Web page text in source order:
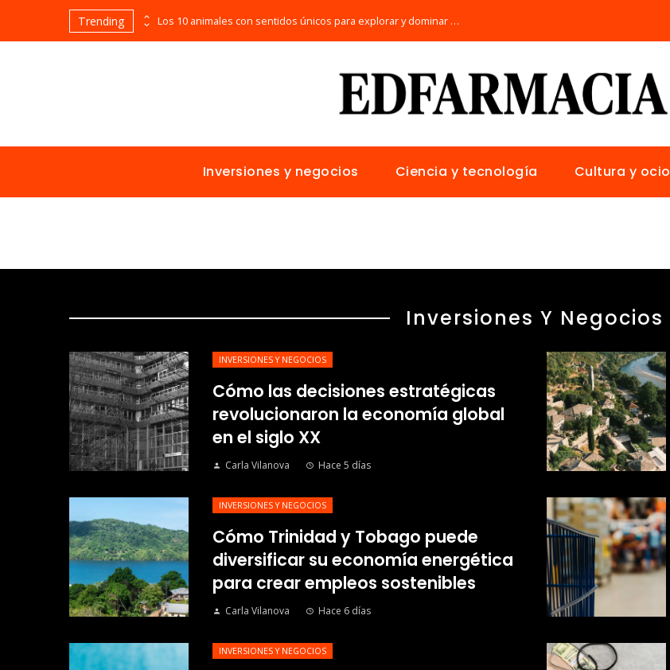
Trending Bosnia y Herzegovina: cómo reducir fragmentación económica y aumentar inversión Los 10 animales con sentidos únicos para explorar y dominar su hábitat natural
Inversiones y negocios Ciencia y tecnología Cultura y ocio
Inversiones Y Negocios
INVERSIONES Y NEGOCIOS
Cómo las decisiones estratégicas
revolucionaron la economía global
en el siglo XX
Carla Vilanova Hace 5 días
INVERSIONES Y NEGOCIOS
Cómo Trinidad y Tobago puede
diversificar su economía energética
para crear empleos sostenibles
Carla Vilanova Hace 6 días
INVERSIONES Y NEGOCIOS